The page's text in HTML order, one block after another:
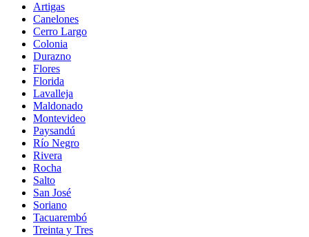
Artigas
Canelones
Cerro Largo
Colonia
Durazno
Flores
Florida
Lavalleja
Maldonado
Montevideo
Paysandú
Río Negro
Rivera
Rocha
Salto
San José
Soriano
Tacuarembó
Treinta y Tres